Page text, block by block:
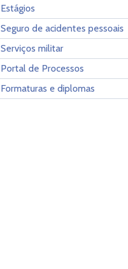
Estágios
Seguro de acidentes pessoais
Serviços militar
Portal de Processos
Formaturas e diplomas